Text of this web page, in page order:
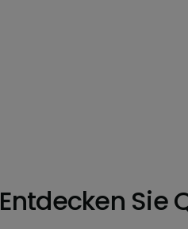
Entdecken Sie